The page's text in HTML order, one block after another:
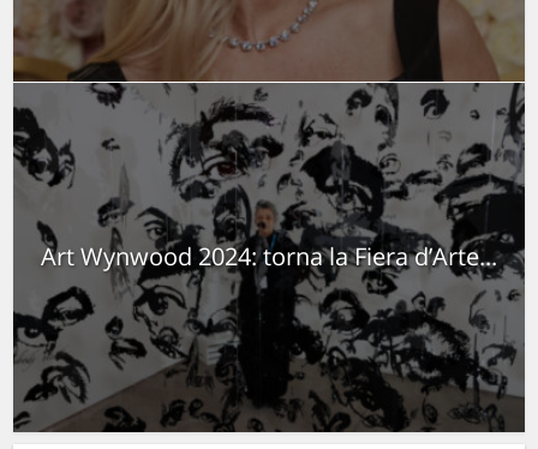
Art Wynwood 2024: torna la Fiera d’Arte...